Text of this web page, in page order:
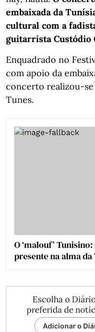
embaixada da
cultural com a
guitarrista Custódio
Enquadrado no
com apoio da
concerto realizou-se
Tunes.
O ‘malouf’ Tunisino:
presente na alma da
Escolha o
preferida de
Adicionar o